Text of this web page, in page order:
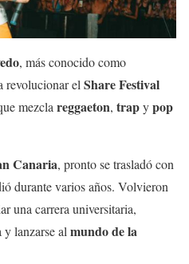
, más conocido como
revolucionar el Share Festival
mezcla reggaeton, trapypop
Canaria, pronto se trasladó con
durante varios años. Volvieron
una carrera universitaria,
lanzarse al mundo de la